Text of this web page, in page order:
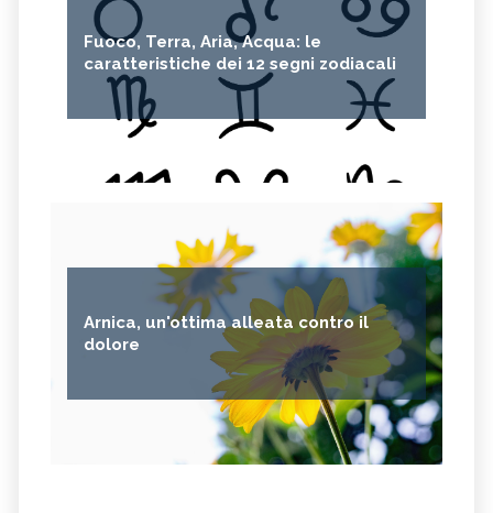
Fuoco, Terra, Aria, Acqua: le
caratteristiche dei 12 segni zodiacali
Arnica, un'ottima alleata contro il
dolore